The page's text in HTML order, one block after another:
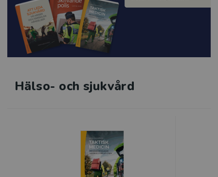
Hälso- och sjukvård